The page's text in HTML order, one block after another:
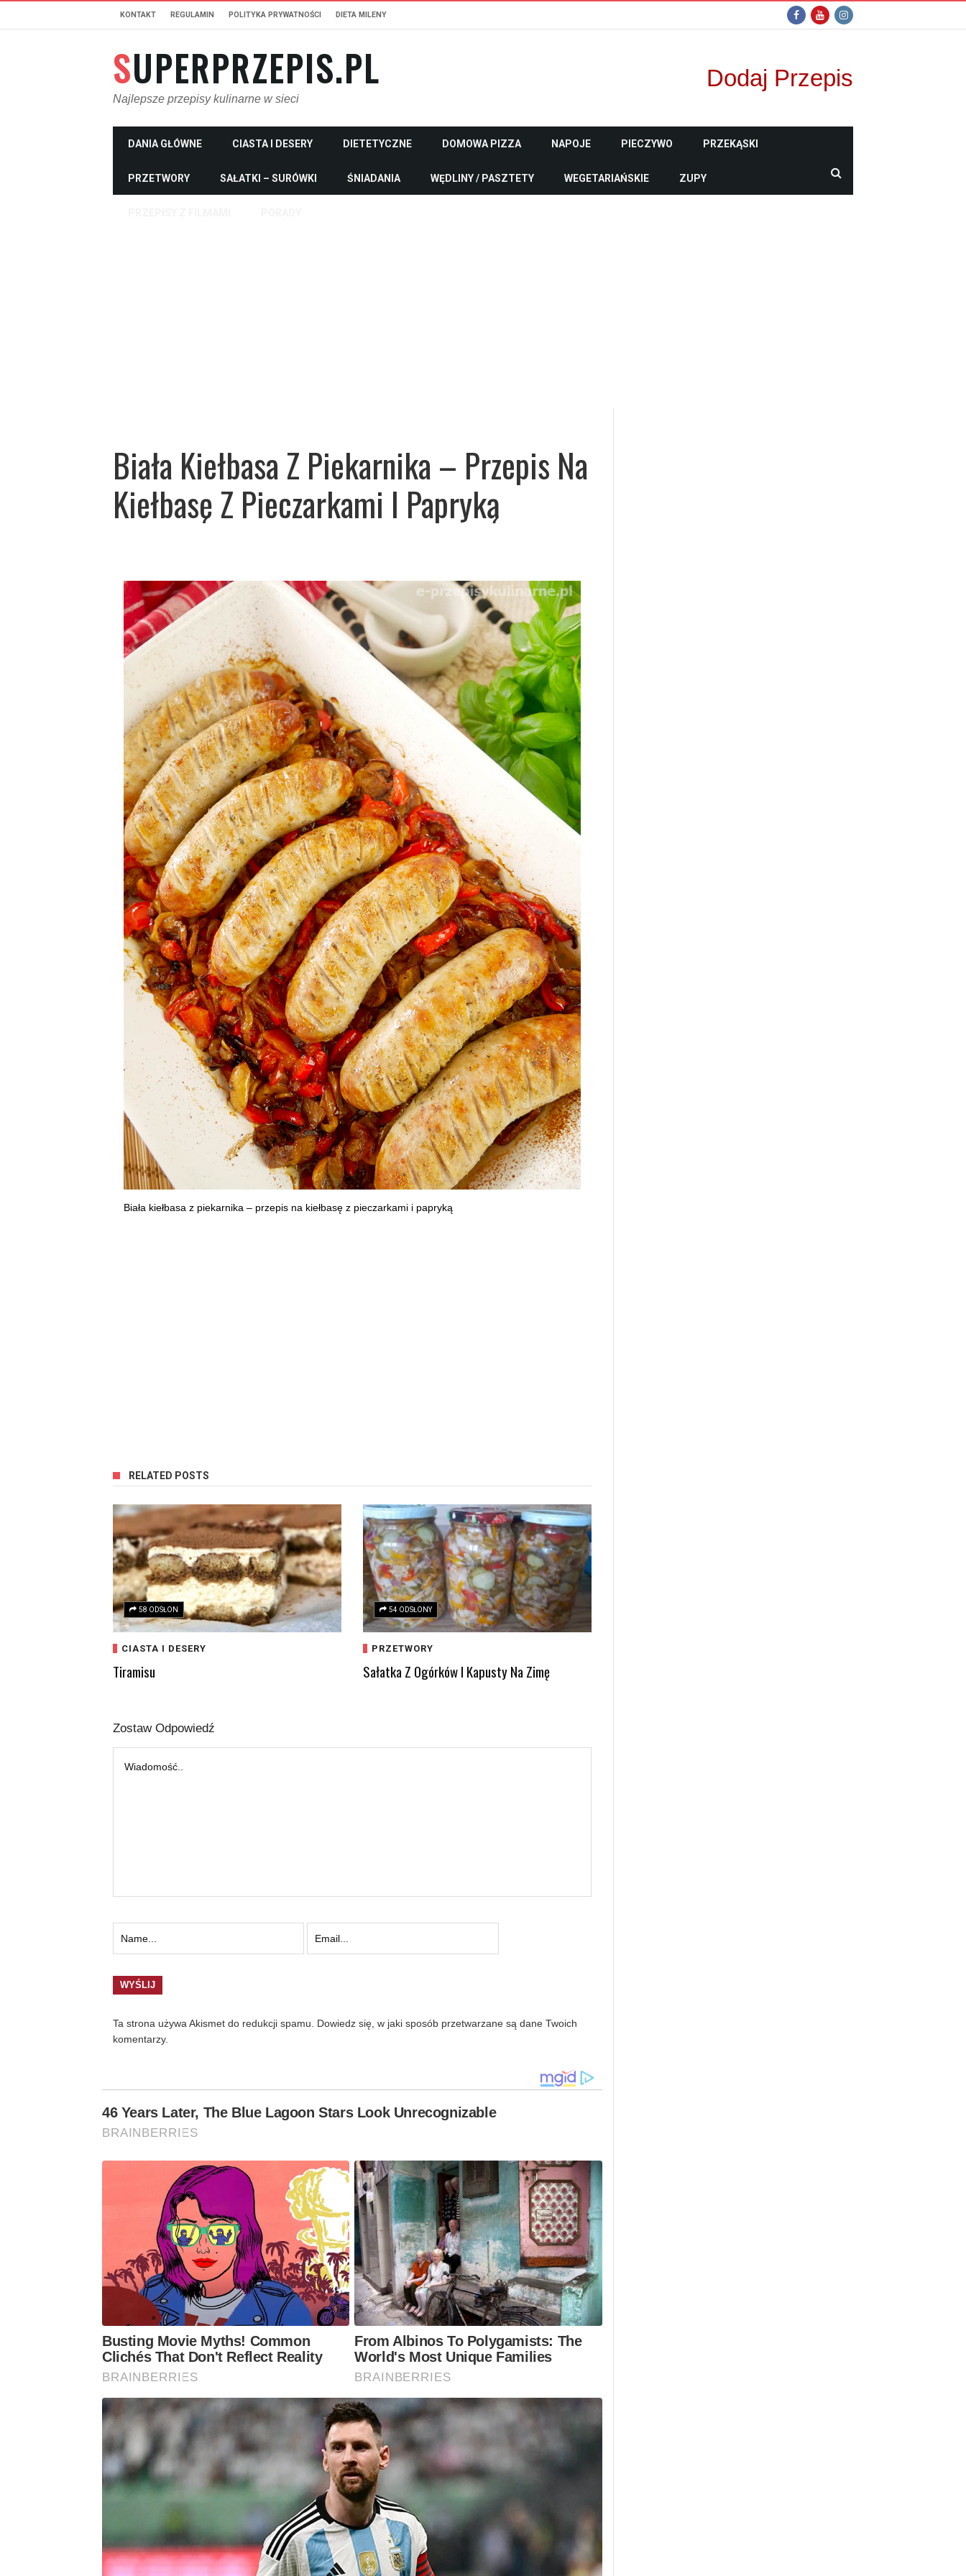
KONTAKT REGULAMIN POLITYKA PRYWATNOŚCI DIETA MILENY
SUPERPRZEPIS.PL
Najlepsze przepisy kulinarne w sieci
Dodaj Przepis
DANIA GŁÓWNE CIASTA I DESERY DIETETYCZNE DOMOWA PIZZA NAPOJE PIECZYWO PRZEKĄSKI
PRZETWORY SAŁATKI – SURÓWKI ŚNIADANIA WĘDLINY / PASZTETY WEGETARIAŃSKIE ZUPY
Biała Kiełbasa Z Piekarnika – Przepis Na
Kiełbasę Z Pieczarkami I Papryką
Biała kiełbasa z piekarnika – przepis na kiełbasę z pieczarkami i papryką
RELATED POSTS
58 ODSŁON
CIASTA I DESERY
Tiramisu
54 ODSŁONY
PRZETWORY
Sałatka Z Ogórków I Kapusty Na Zimę
Zostaw Odpowiedź
Ta strona używa Akismet do redukcji spamu. Dowiedz się, w jaki sposób przetwarzane są dane Twoich
komentarzy.